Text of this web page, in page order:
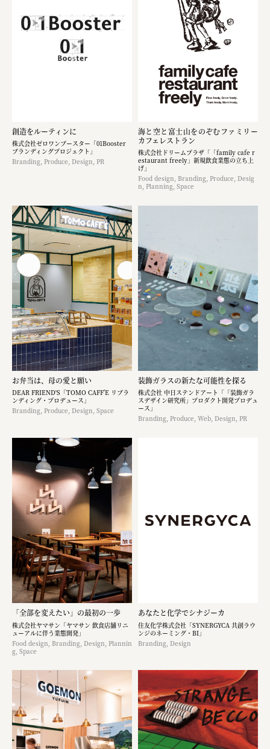
創造をルーティンに
株式会社ゼロワンブースター「01Booster
ブランディングプロジェクト」
Branding, Produce, Design, PR
海と空と富士山をのぞむファミリー
カフェレストラン
株式会社ドリームプラザ「「family cafe r
estaurant freely」新規飲食業態の立ち上
げ」
Food design, Branding, Produce, Desig
n, Planning, Space
お弁当は、母の愛と願い
DEAR FRIEND'S「TOMO CAFF’E リブラ
ンディング・プロデュース」
Branding, Produce, Design, Space
装飾ガラスの新たな可能性を探る
株式会社 中日ステンドアート「「装飾ガラ
スデザイン研究所」プロダクト開発プロデュ
ース」
Branding, Produce, Web, Design, PR
「全部を変えたい」の最初の一歩
株式会社ヤマサン「ヤマサン 飲食店舗リニ
ューアルに伴う業態開発」
Food design, Branding, Design, Plannin
g, Space
あなたと化学でシナジーカ
住友化学株式会社「SYNERGYCA 共創ラウ
ンジのネーミング・BI」
Branding, Design